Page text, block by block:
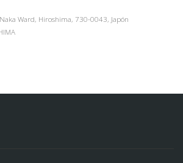
Ward, Hiroshima, 730-0043, Japón